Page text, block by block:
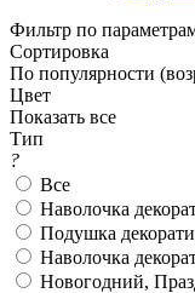
Фильтр по
Сортировка
По популярности
Цвет
Показать все
Тип
?
Все
Наволочка
Подушка
Наволочка
Новогодний,